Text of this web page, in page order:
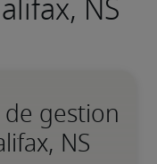
NS
gestion
NS